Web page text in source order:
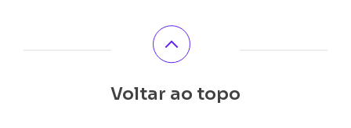
Voltar ao topo